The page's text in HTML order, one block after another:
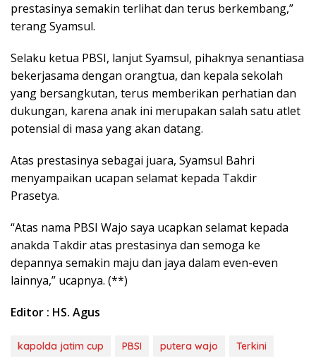
prestasinya semakin terlihat dan terus berkembang,”
terang Syamsul.
Selaku ketua PBSI, lanjut Syamsul, pihaknya senantiasa
bekerjasama dengan orangtua, dan kepala sekolah
yang bersangkutan, terus memberikan perhatian dan
dukungan, karena anak ini merupakan salah satu atlet
potensial di masa yang akan datang.
Atas prestasinya sebagai juara, Syamsul Bahri
menyampaikan ucapan selamat kepada Takdir
Prasetya.
“Atas nama PBSI Wajo saya ucapkan selamat kepada
anakda Takdir atas prestasinya dan semoga ke
depannya semakin maju dan jaya dalam even-even
lainnya,” ucapnya. (**)
Editor : HS. Agus
kapolda jatim cup PBSI putera wajo Terkini